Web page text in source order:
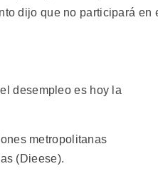
dijo que no participará en
desempleo es hoy la
metropolitanas
(Dieese).